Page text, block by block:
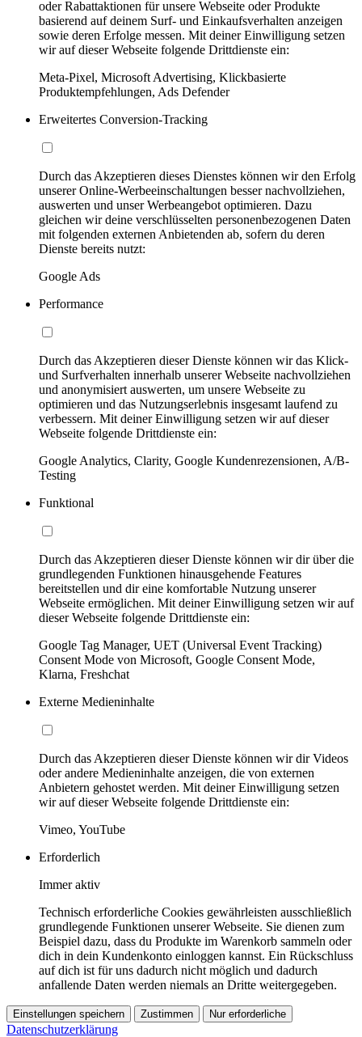
oder Rabattaktionen für unsere Webseite oder Produkte
basierend auf deinem Surf- und Einkaufsverhalten anzeigen
sowie deren Erfolge messen. Mit deiner Einwilligung setzen
wir auf dieser Webseite folgende Drittdienste ein:
Meta-Pixel, Microsoft Advertising, Klickbasierte
Produktempfehlungen, Ads Defender
Erweitertes Conversion-Tracking
Durch das Akzeptieren dieses Dienstes können wir den Erfolg
unserer Online-Werbeeinschaltungen besser nachvollziehen,
auswerten und unser Werbeangebot optimieren. Dazu
gleichen wir deine verschlüsselten personenbezogenen Daten
mit folgenden externen Anbietenden ab, sofern du deren
Dienste bereits nutzt:
Google Ads
Performance
Durch das Akzeptieren dieser Dienste können wir das Klick-
und Surfverhalten innerhalb unserer Webseite nachvollziehen
und anonymisiert auswerten, um unsere Webseite zu
optimieren und das Nutzungserlebnis insgesamt laufend zu
verbessern. Mit deiner Einwilligung setzen wir auf dieser
Webseite folgende Drittdienste ein:
Google Analytics, Clarity, Google Kundenrezensionen, A/B-
Testing
Funktional
Durch das Akzeptieren dieser Dienste können wir dir über die
grundlegenden Funktionen hinausgehende Features
bereitstellen und dir eine komfortable Nutzung unserer
Webseite ermöglichen. Mit deiner Einwilligung setzen wir auf
dieser Webseite folgende Drittdienste ein:
Google Tag Manager, UET (Universal Event Tracking)
Consent Mode von Microsoft, Google Consent Mode,
Klarna, Freshchat
Externe Medieninhalte
Durch das Akzeptieren dieser Dienste können wir dir Videos
oder andere Medieninhalte anzeigen, die von externen
Anbietern gehostet werden. Mit deiner Einwilligung setzen
wir auf dieser Webseite folgende Drittdienste ein:
Vimeo, YouTube
Erforderlich
Immer aktiv
Technisch erforderliche Cookies gewährleisten ausschließlich
grundlegende Funktionen unserer Webseite. Sie dienen zum
Beispiel dazu, dass du Produkte im Warenkorb sammeln oder
dich in dein Kundenkonto einloggen kannst. Ein Rückschluss
auf dich ist für uns dadurch nicht möglich und dadurch
anfallende Daten werden niemals an Dritte weitergegeben.
Einstellungen speichern Zustimmen Nur erforderliche
Datenschutzerklärung